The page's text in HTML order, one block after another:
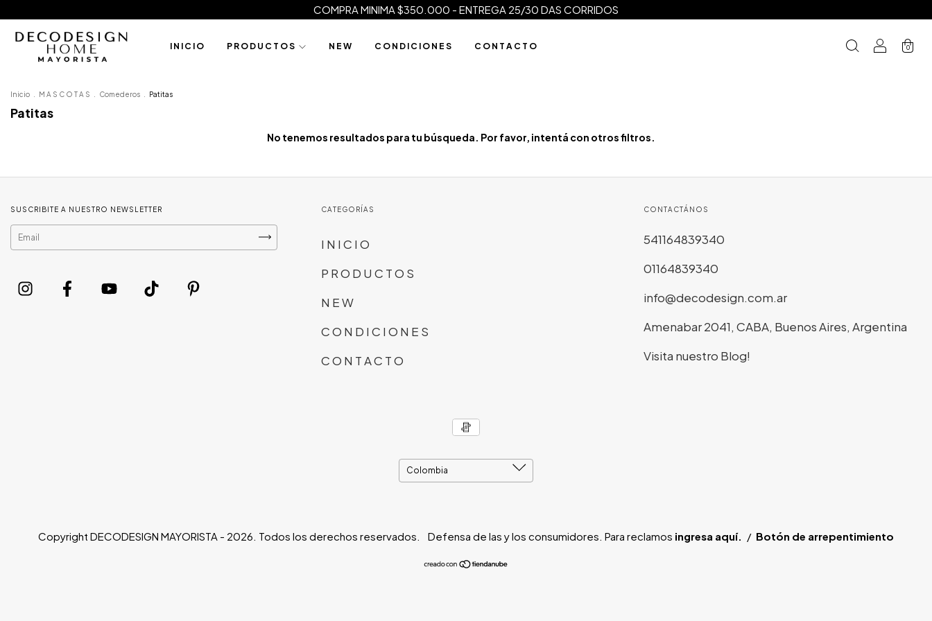
COMPRA MINIMA $350.000 - ENTREGA 25/30 DAS CORRIDOS
I N I C I O P R O D U C T O S N E W C O N D I C I O N E S C O N T A C T O 0
Inicio M A S C O T A S Comederos Patitas
Patitas
No tenemos resultados para tu búsqueda. Por favor, intentá con otros filtros.
SUSCRIBITE A NUESTRO NEWSLETTER CATEGORÍAS
I N I C I O
P R O D U C T O S
N E W
C O N D I C I O N E S
C O N T A C T O
CONTACTÁNOS
541164839340
01164839340
info@decodesign.com.ar
Amenabar 2041, CABA, Buenos Aires, Argentina
Visita nuestro Blog!
Copyright DECODESIGN MAYORISTA - 2026. Todos los derechos reservados. Defensa de las y los consumidores. Para reclamos ingresa aquí. / Botón de arrepentimiento